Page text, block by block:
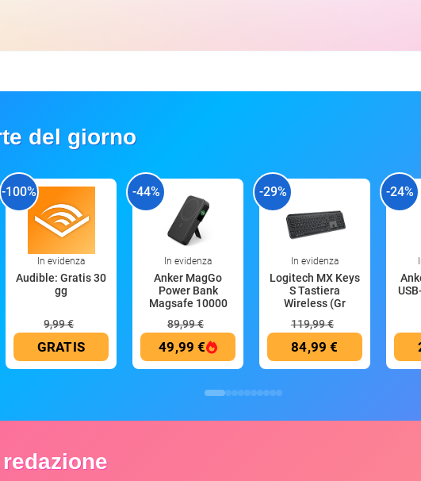
del giorno
-100%
In evidenza
Audible: Gratis 30
gg
9,99 €
GRATIS
-44%
In evidenza
Anker MagGo
Power Bank
Magsafe 10000
89,99 €
49,99 €
-29%
In evidenza
Logitech MX Keys
S Tastiera
Wireless (Gr
119,99 €
84,99 €
-24%